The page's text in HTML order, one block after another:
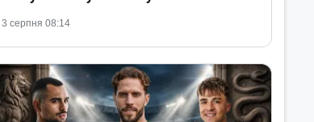
3 серпня 08:14